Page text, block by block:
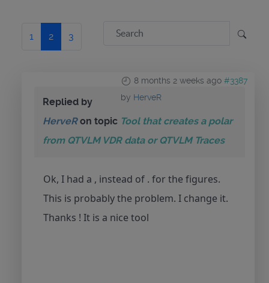
1 2 3
8 months 2 weeks ago #3387
by HerveR
Replied by
HerveRon topic Tool that creates a polar
from QTVLM VDR data or QTVLM Traces
Ok, I had a , instead of . for the figures.
This is probably the problem. I change it.
Thanks ! It is a nice tool